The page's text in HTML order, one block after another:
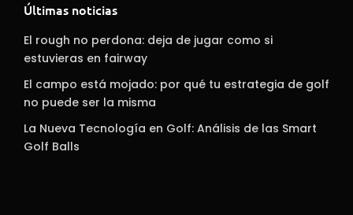
Últimas noticias
El rough no perdona: deja de jugar como si
estuvieras en fairway
El campo está mojado: por qué tu estrategia de golf
no puede ser la misma
La Nueva Tecnología en Golf: Análisis de las Smart
Golf Balls